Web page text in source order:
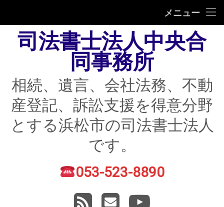
メニュー
相続
不動産登記
債務整理
住宅ローン返済にお困りの方
賃貸トラブル
司法書士法人中央合
同事務所
相続、遺言、会社法務、不動
産登記、訴訟支援を得意分野
とする浜松市の司法書士法人
です。
電話番号: 053-523-8890
RSSメールアドレス
YouTube